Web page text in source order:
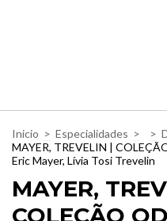
Inicio > Especialidades > >
MAYER, TREVELIN |
Eric Mayer, Lívia Tosi Trevelin
MAYER,
COLEÇÃO